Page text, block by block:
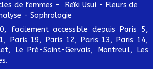
de femmes - Reîki Usui - Fleurs de
- Sophrologie
facilement accessible depuis Paris 5,
Paris 19, Paris 12, Paris 13, Paris 14,
Le Pré-Saint-Gervais, Montreuil, Les